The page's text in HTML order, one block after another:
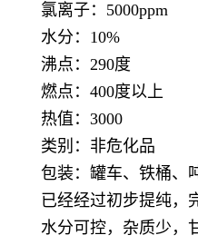
氯离子：5000ppm
水分：10%
沸点：290度
燃点：400度以上
热值：3000
类别：非危化品
包装：罐车、铁桶、
已经经过初步提纯，
水分可控，杂质少，